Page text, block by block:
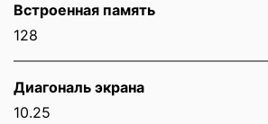
Встроенная память
128
Диагональ экрана
10.25